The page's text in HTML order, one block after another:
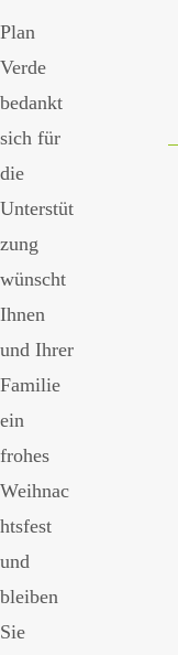
Plan
Verde
bedankt
sich für
die
Unterstüt
zung
wünscht
Ihnen
und Ihrer
Familie
ein
frohes
Weihnac
htsfest
und
bleiben
Sie